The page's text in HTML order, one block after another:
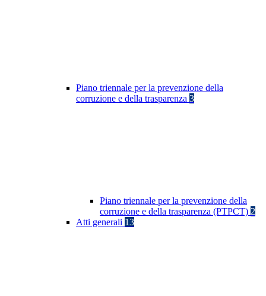
Piano triennale per la prevenzione della
corruzione e della trasparenza 3
Piano triennale per la prevenzione della
corruzione e della trasparenza (PTPCT) 2
Atti generali 13